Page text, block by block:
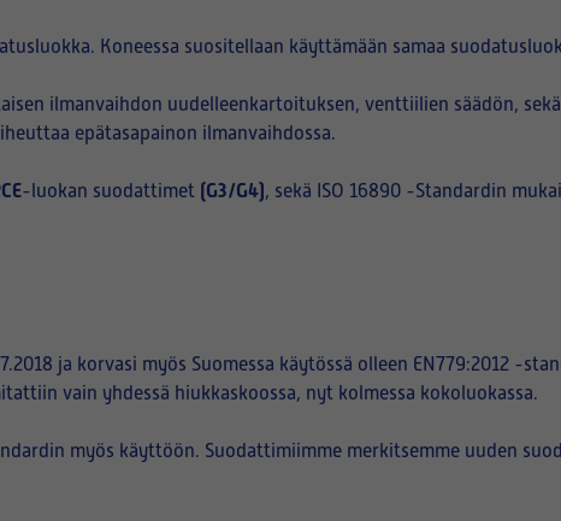
Koneessa suositellaan käyttämään samaa
ilmanvaihdon uudelleenkartoituksen, venttiilien säädön,
epätasapainon ilmanvaihdossa.
-luokan suodattimet (G3/G4), sekä ISO 16890 -Standardin
ja korvasi myös Suomessa käytössä olleen EN779:2012 -
vain yhdessä hiukkaskoossa, nyt kolmessa kokoluokassa.
myös käyttöön. Suodattimiimme merkitsemme uuden